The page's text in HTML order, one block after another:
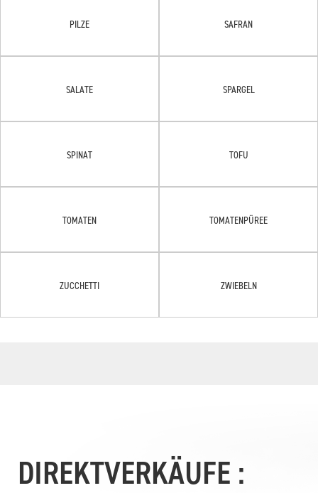
PILZE SAFRAN
SALATE SPARGEL
SPINAT TOFU
TOMATEN TOMATENPÜREE
ZUCCHETTI ZWIEBELN
DIREKTVERKÄUFE :